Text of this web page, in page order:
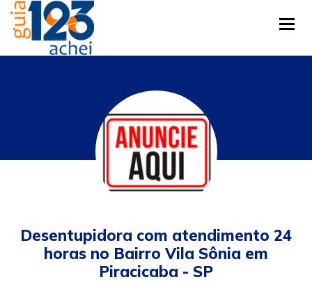
Desentupidora com atendimento 24
horas no Bairro Vila Sônia em
Piracicaba - SP